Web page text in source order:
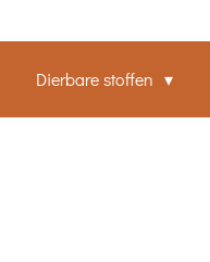
Dierbare stoffen